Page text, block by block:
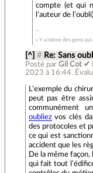
compte (et qui
l’auteur de
« Y a même des gens
[^] # Re: Sans
Posté par Gil Cot ✔ (
2023 à 16:44.
L’exemple du
peut pas être
communément
oubliezvos clés
des protocoles et
ce qui est
accident que les
De la même façon,
qui fait tout